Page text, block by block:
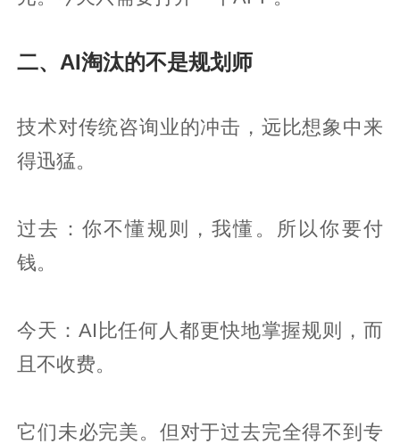
二、AI淘汰的不是规划师
技术对传统咨询业的冲击，远比想象中来
得迅猛。
过去：你不懂规则，我懂。所以你要付
钱。
今天：AI比任何人都更快地掌握规则，而
且不收费。
它们未必完美。但对于过去完全得不到专